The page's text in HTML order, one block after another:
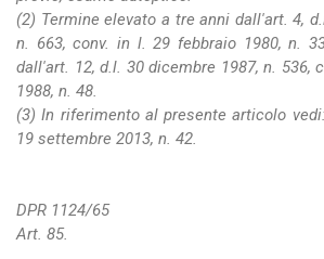
(2) Termine elevato a tre anni dall'art. 4,
n. 663, conv. in l. 29 febbraio 1980, n.
dall'art. 12, d.l. 30 dicembre 1987, n. 536,
1988, n. 48.
(3) In riferimento al presente articolo
19 settembre 2013, n. 42.
DPR 1124/65
Art. 85.